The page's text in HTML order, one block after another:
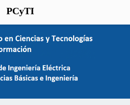
PCyTI